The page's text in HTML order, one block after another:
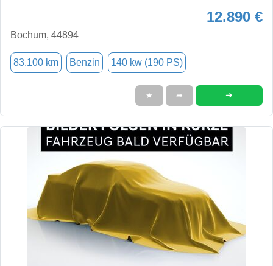
12.890 €
Bochum, 44894
83.100 km Benzin 140 kw (190 PS)
★ ➦ ➜